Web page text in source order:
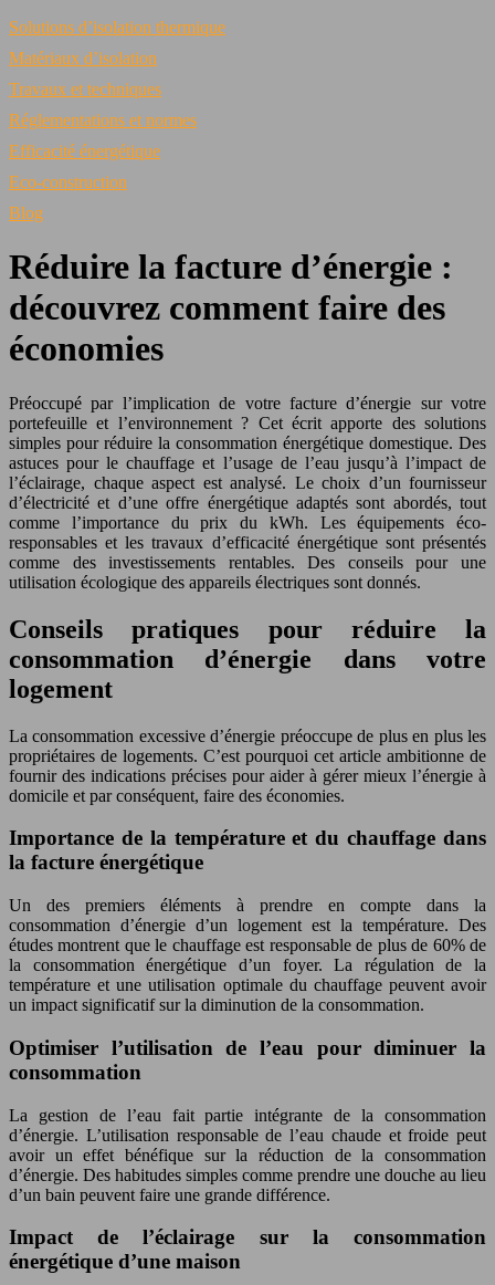
Solutions d’isolation thermique
Matériaux d’isolation
Travaux et techniques
Réglementations et normes
Efficacité énergétique
Eco-construction
Blog
Réduire la facture d’énergie :
découvrez comment faire des
économies
Préoccupé par l’implication de votre facture d’énergie sur votre
portefeuille et l’environnement ? Cet écrit apporte des solutions
simples pour réduire la consommation énergétique domestique. Des
astuces pour le chauffage et l’usage de l’eau jusqu’à l’impact de
l’éclairage, chaque aspect est analysé. Le choix d’un fournisseur
d’électricité et d’une offre énergétique adaptés sont abordés, tout
comme l’importance du prix du kWh. Les équipements éco-
responsables et les travaux d’efficacité énergétique sont présentés
comme des investissements rentables. Des conseils pour une
utilisation écologique des appareils électriques sont donnés.
Conseils pratiques pour réduire la
consommation d’énergie dans votre
logement
La consommation excessive d’énergie préoccupe de plus en plus les
propriétaires de logements. C’est pourquoi cet article ambitionne de
fournir des indications précises pour aider à gérer mieux l’énergie à
domicile et par conséquent, faire des économies.
Importance de la température et du chauffage dans
la facture énergétique
Un des premiers éléments à prendre en compte dans la
consommation d’énergie d’un logement est la température. Des
études montrent que le chauffage est responsable de plus de 60% de
la consommation énergétique d’un foyer. La régulation de la
température et une utilisation optimale du chauffage peuvent avoir
un impact significatif sur la diminution de la consommation.
Optimiser l’utilisation de l’eau pour diminuer la
consommation
La gestion de l’eau fait partie intégrante de la consommation
d’énergie. L’utilisation responsable de l’eau chaude et froide peut
avoir un effet bénéfique sur la réduction de la consommation
d’énergie. Des habitudes simples comme prendre une douche au lieu
d’un bain peuvent faire une grande différence.
Impact de l’éclairage sur la consommation
énergétique d’une maison